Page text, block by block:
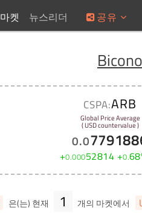
마켓 뉴스리더 공유
CSPA:ARB
Global Price Average
( USD countervalue )
0.0
+0.00052814 +0.68
은(는) 현재 1 개의 마켓에서